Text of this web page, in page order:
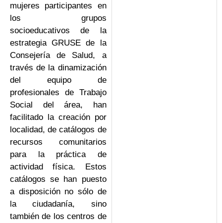
mujeres participantes en
los grupos
socioeducativos de la
estrategia GRUSE de la
Consejería de Salud, a
través de la dinamización
del equipo de
profesionales de Trabajo
Social del área, han
facilitado la creación por
localidad, de catálogos de
recursos comunitarios
para la práctica de
actividad física. Estos
catálogos se han puesto
a disposición no sólo de
la ciudadanía, sino
también de los centros de